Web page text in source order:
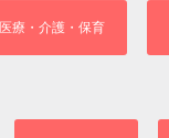
医療・介護・保育